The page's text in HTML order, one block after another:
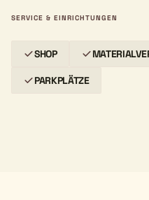
SERVICE & EINRICHTUNGEN
SHOP
PARKPLÄTZE